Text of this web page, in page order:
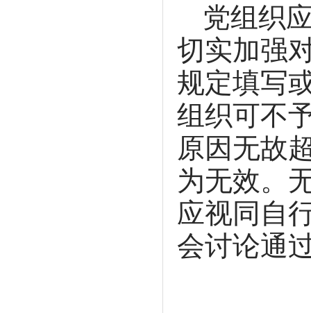
党组织
切实加强
规定填写
组织可不
原因无故
为无效。
应视同自
会讨论通